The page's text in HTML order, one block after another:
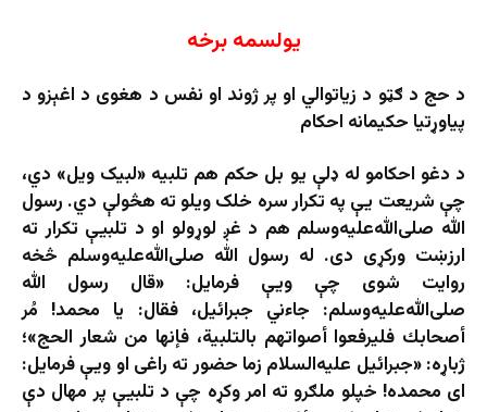
یولسمه برخه
د حج د ګټو د زیاتوالي او پر ژوند او نفس د هغوی د اغېزو د
پیاوړتیا حکیمانه احکام
د دغو احکامو له ډلې یو بل حکم هم تلبیه «لبیک ویل» دي،
چې شریعت یې په تکرار سره خلک ویلو ته هڅولې دي. رسول
الله صلی‌الله‌علیه‌وسلم هم د غږ لوړولو او د تلبیې تکرار ته
ارزښت ورکړی دی. له رسول الله صلی‌الله‌علیه‌وسلم څخه
روایت شوی چې ویې فرمایل: «قال رسول الله
صلی‌الله‌علیه‌وسلم: جاءني جبرائيل، فقال: يا محمد! مُر
أصحابك فليرفعوا أصواتهم بالتلبية، فإنها من شعار الحج»؛
ژباړه: «جبرائیل علیه‌السلام زما حضور ته راغی او ویې فرمایل:
ای محمده! خپلو ملګرو ته امر وکړه چې د تلبیې پر مهال دې